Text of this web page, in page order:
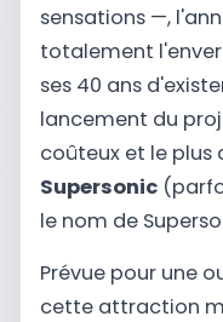
sensations —,
totalement
ses 40 ans
lancement du
coûteux et le plus
Supersonic
le nom de
Prévue pour une
cette attraction